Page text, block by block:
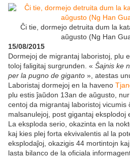
Ĉi tie, dormejo detruita dum la
aŭgusto (Ng Han
15/08/2015
Dormejoj de migrantaj laboristoj, plu
toloj faligitaj surgrunden. « Ŝajnis ke
per la pugno de giganto », atestas
Laboristaj dormejoj en la haveno
plu estis ĵaŭdon 13an de aŭgusto,
centoj da migrantaj laboristoj vicumis
malsanulejoj, post gigantaj eksplodoj
La eksploda serio, okazinta en la
kaj kies plej forta ekvivalentis al la
eksplodaĵoj, okazigis 44 mortintojn
lasta bilanco de la oficiala